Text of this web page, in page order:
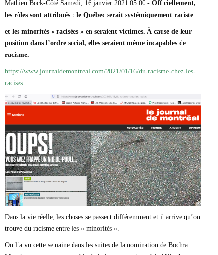
Marie-Eve Doyon
Mathieu Bock Côté
Normand Lester
Philippe Léger
Richard Béliveau
Réjean Parent
Steve E. Fortin
Thomas Mulcair
Véronyque Tremblay
Mathieu Bock-Côté Samedi, 16 janvier 2021 05:00 - Officiellement,
les rôles sont attribués : le Québec serait systémiquement raciste
et les minorités « racisées » en seraient victimes. À cause de leur
position dans l’ordre social, elles seraient même incapables de
racisme.
https://www.journaldemontreal.com/2021/01/16/du-racisme-chez-les-
racises
Dans la vie réelle, les choses se passent différemment et il arrive qu’on
trouve du racisme entre les « minorités ».
On l’a vu cette semaine dans les suites de la nomination de Bochra